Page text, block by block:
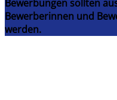
Bewerbungen sollten
Bewerberinnen und
werden.